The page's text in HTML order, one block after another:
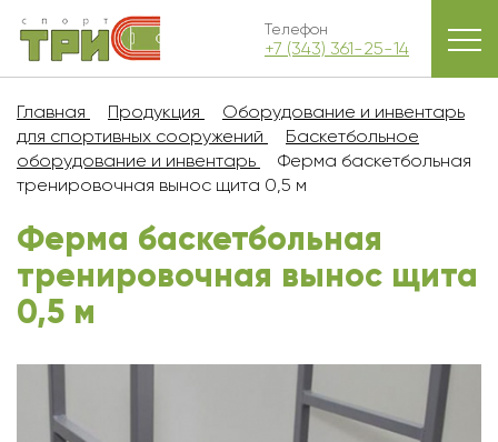
Телефон
+7 (343) 361-25-14
Главная Продукция
Оборудование и инвентарь
для спортивных сооружений
Баскетбольное
оборудование и инвентарь
Ферма баскетбольная
тренировочная вынос щита 0,5 м
Ферма баскетбольная
тренировочная вынос щита
0,5 м